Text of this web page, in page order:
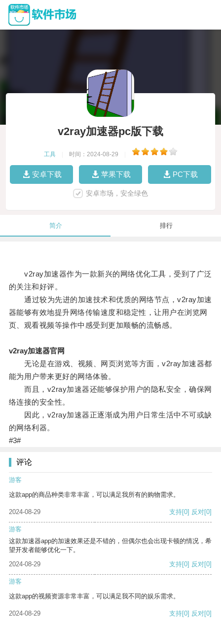
v2ray加速器pc版下载
工具 时间：2024-08-29
安卓下载 苹果下载 PC下载
安卓市场，安全绿色
简介 排行
v2ray加速器作为一款新兴的网络优化工具，受到了广泛
的关注和好评。
通过较为先进的加速技术和优质的网络节点，v2ray加速
器能够有效地提升网络传输速度和稳定性，让用户在浏览网
页、观看视频等操作中感受到更加顺畅的流畅感。
v2ray加速器官网
无论是在游戏、视频、网页浏览等方面，v2ray加速器都
能为用户带来更好的网络体验。
而且，v2ray加速器还能够保护用户的隐私安全，确保网
络连接的安全性。
因此，v2ray加速器正逐渐成为用户日常生活中不可或缺
的网络利器。
#3#
评论
游客
这款app的商品种类非常丰富，可以满足我所有的购物需求。
2024-08-29 支持[0] 反对[0]
游客
这款加速器app的加速效果还是不错的，但偶尔也会出现卡顿的情况，希
望开发者能够优化一下。
2024-08-29
支持[0] 反对[0]
游客
这款app的视频资源非常丰富，可以满足我不同的娱乐需求。
2024-08-29 支持[0] 反对[0]